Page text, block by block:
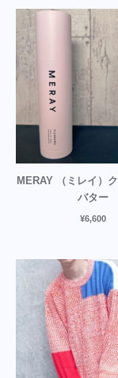
MERAY （ミレイ）
バター
¥6,600